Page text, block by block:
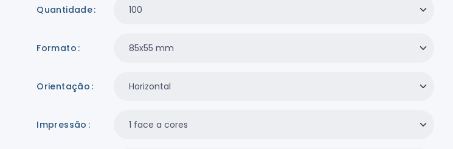
Quantidade
Formato
Orientação
Impressão